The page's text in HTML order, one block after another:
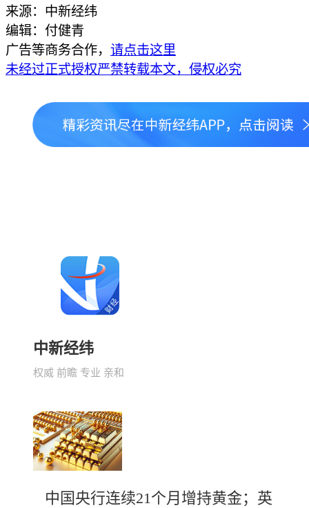
来源：中新经纬
编辑：付健青
广告等商务合作， 请点击这里
未经过正式授权严禁转载本文，侵权必究
中新经纬
权威 前瞻 专业 亲和
中国央行连续21个月增持黄金；英